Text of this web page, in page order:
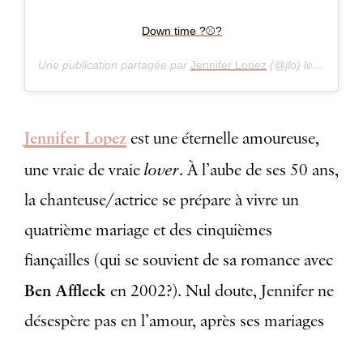
Down time ?⚾️?
Une publication partagée par Jennifer Lopez (@jlo) le il y a 7
Jennifer Lopezest une éternelle amoureuse,
une vraie de vraie lover. À l’aube de ses 50 ans,
la chanteuse/actrice se prépare à vivre un
quatrième mariage et des cinquièmes
fiançailles (qui se souvient de sa romance avec
Ben Affleck en 2002?). Nul doute, Jennifer ne
désespère pas en l’amour, après ses mariages